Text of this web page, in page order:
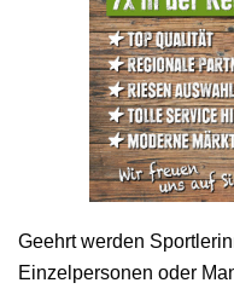
Geehrt werden
Einzelpersonen oder